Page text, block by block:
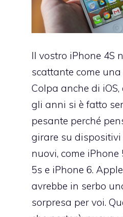
Il vostro iPhone 4S
scattante come una
Colpa anche di iOS,
gli anni si è fatto
pesante perché
girare su dispositivi
nuovi, come iPhone
5s e iPhone 6.
avrebbe in serbo
sorpresa per voi.